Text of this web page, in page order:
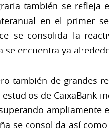
también se
en el primer
se consolida la
encuentra ya
también de grandes
de CaixaBank
se consolida así